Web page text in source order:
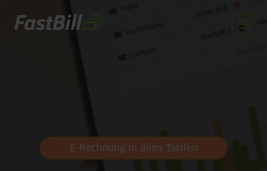
zum
E-Rechnung in allen Tarifen